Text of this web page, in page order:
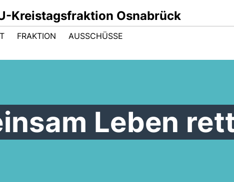
Kreistagsfraktion Osnabrück
FRAKTION AUSSCHÜSSE
Leben